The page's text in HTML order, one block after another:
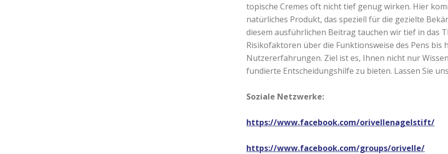
topische Cremes oft nicht tief genug wirken. Hier
natürliches Produkt, das speziell für die gezielte
diesem ausführlichen Beitrag tauchen wir tief in das
Risikofaktoren über die Funktionsweise des Pens bis
Nutzererfahrungen. Ziel ist es, Ihnen nicht nur
fundierte Entscheidungshilfe zu bieten. Lassen Sie
Soziale Netzwerke:
https://www.facebook.com/orivellenagelstift/
https://www.facebook.com/groups/orivelle/